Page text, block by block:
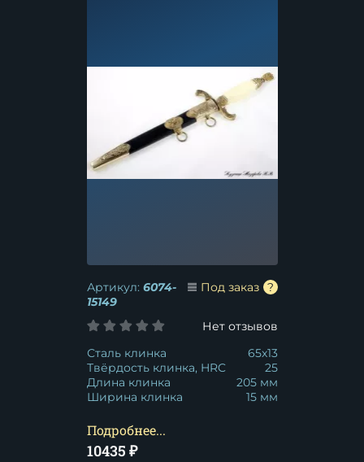
Артикул: 6074-
15149
Под заказ
Нет отзывов
Сталь клинка
65x13
Твёрдость клинка, HRC
25
Длина клинка
205 мм
Ширина клинка
15 мм
Подробнее...
10435 ₽